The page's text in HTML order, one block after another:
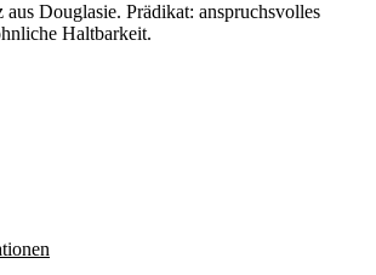
Douglasie. Prädikat: anspruchsvolles
Haltbarkeit.